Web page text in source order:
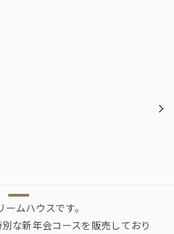
ムハウスです。
な新年会コースを販売しており